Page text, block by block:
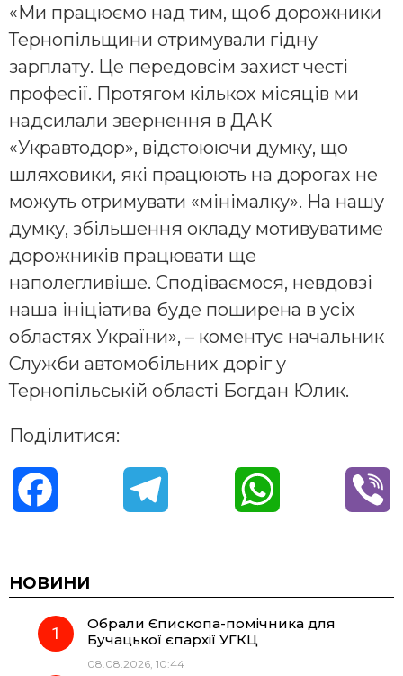
«Ми працюємо над тим, щоб дорожники
Тернопільщини отримували гідну
зарплату. Це передовсім захист честі
професії. Протягом кількох місяців ми
надсилали звернення в ДАК
«Укравтодор», відстоюючи думку, що
шляховики, які працюють на дорогах не
можуть отримувати «мінімалку». На нашу
думку, збільшення окладу мотивуватиме
дорожників працювати ще
наполегливіше. Сподіваємося, невдовзі
наша ініціатива буде поширена в усіх
областях України», – коментує начальник
Служби автомобільних доріг у
Тернопільській області Богдан Юлик.
Поділитися:
c
e e
g
t
НОВИНИ
Обрали Єпископа-помічника для
Бучацької єпархії УГКЦ
08.08.2026, 10:44